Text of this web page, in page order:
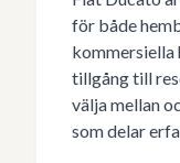
för både
kommersiella
tillgång till
välja mellan
som delar